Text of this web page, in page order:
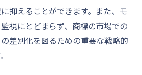
抑えることができます。また、モ
視にとどまらず、商標の市場での
差別化を図るための重要な戦略的